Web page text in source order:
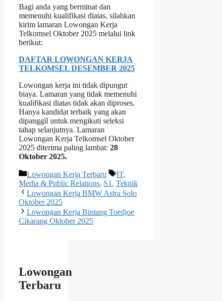
Bagi anda yang berminat dan
memenuhi kualifikasi diatas, silahkan
kirim lamaran Lowongan Kerja
Telkomsel Oktober 2025 melalui link
berikut:
DAFTAR LOWONGAN KERJA
TELKOMSEL DESEMBER 2025
Lowongan kerja ini tidak dipungut
biaya. Lamaran yang tidak memenuhi
kualifikasi diatas tidak akan diproses.
Hanya kandidat terbaik yang akan
dipanggil untuk mengikuti seleksi
tahap selanjutnya. Lamaran
Lowongan Kerja Telkomsel Oktober
2025 diterima paling lambat: 28
Oktober 2025.
Kategori
Lowongan Kerja Terbaru Tag
IT,
Media & Public Relations, S1 , Teknik
Lowongan Kerja BMW Astra Solo
Oktober 2025
Lowongan Kerja Bintang Toedjoe
Cikarang Oktober 2025
Lowongan
Terbaru